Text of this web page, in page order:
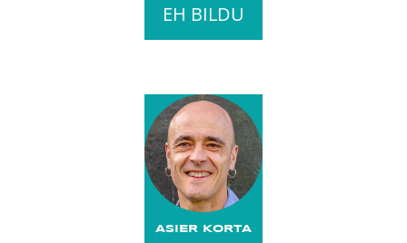
EH BILDU
ASIER KORTA